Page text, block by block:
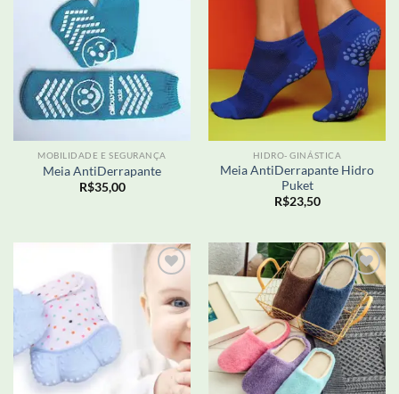
Adicionar
aos meus
MOBILIDADE E SEGURANÇA
Meia AntiDerrapante
R$35,00
Adicionar
aos meus
desejos
HIDRO- GINÁSTICA
Meia AntiDerrapante Hidro
Puket
R$23,50
Adicionar
aos meus
desejos
Adicionar
aos meus
desejos